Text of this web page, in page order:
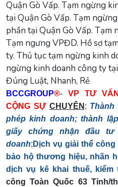
BCCGROUP®- VP TƯ
CỘNG SỰ CHUYÊN : Thành
phép kinh doanh; thành
giấy chứng nhận đầu tư
doanh; Dịch vụ giải thể
bảo hộ thương hiệu, nhãn
dịch vụ kê khai thuế, kiểm
công Toàn Quốc 63 Tỉnh/